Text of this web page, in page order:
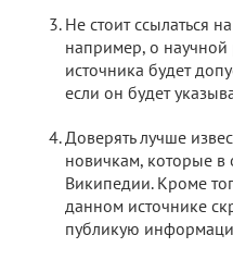
Не стоит ссылаться
например, о научной
источника будет
если он будет
Доверять лучше
новичкам, которые в
Википедии. Кроме
данном источнике
публикую